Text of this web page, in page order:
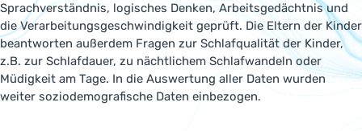
Sprachverständnis, logisches Denken, Arbeitsgedächtnis und
die Verarbeitungsgeschwindigkeit geprüft. Die Eltern der Kinder
beantworten außerdem Fragen zur Schlafqualität der Kinder,
z.B. zur Schlafdauer, zu nächtlichem Schlafwandeln oder
Müdigkeit am Tage. In die Auswertung aller Daten wurden
weiter soziodemografische Daten einbezogen.